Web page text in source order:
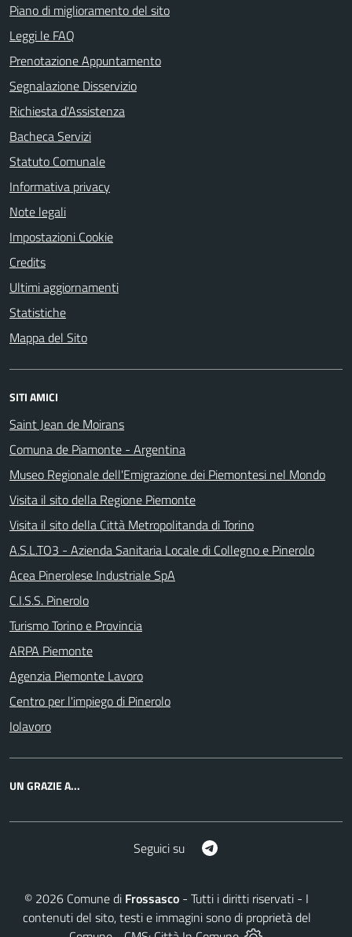
Piano di miglioramento del sito
Leggi le FAQ
Prenotazione Appuntamento
Segnalazione Disservizio
Richiesta d'Assistenza
Bacheca Servizi
Statuto Comunale
Informativa privacy
Note legali
Impostazioni Cookie
Credits
Ultimi aggiornamenti
Statistiche
Mappa del Sito
SITI AMICI
Saint Jean de Moirans
Comuna de Piamonte - Argentina
Museo Regionale dell'Emigrazione dei Piemontesi nel Mondo
Visita il sito della Regione Piemonte
Visita il sito della Città Metropolitanda di Torino
A.S.L.TO3 - Azienda Sanitaria Locale di Collegno e Pinerolo
Acea Pinerolese Industriale SpA
C.I.S.S. Pinerolo
Turismo Torino e Provincia
ARPA Piemonte
Agenzia Piemonte Lavoro
Centro per l'impiego di Pinerolo
Iolavoro
UN GRAZIE A...
Seguici su
© 2026 Comune di Frossasco - Tutti i diritti riservati - I
contenuti del sito, testi e immagini sono di proprietà del